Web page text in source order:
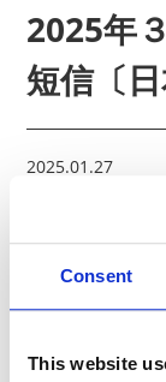
Consent
This website
2025年
短信〔日
2025.01.27
本日、東京証券